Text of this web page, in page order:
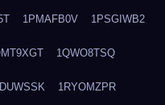
1PMAFB0V 1PSGIWB2
1QWO8TSQ
1RYOMZPR